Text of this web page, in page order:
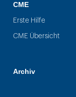
CME
Erste Hilfe
CME Übersicht
Archiv